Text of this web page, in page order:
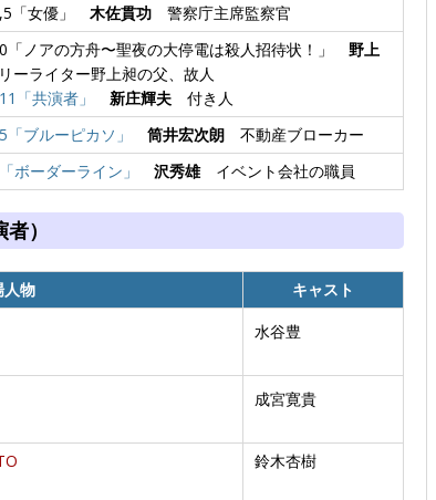
「女優」 木佐貫功 警察庁主席監察官
「ノアの方舟〜聖夜の大停電は殺人招待状！」 野上
ーライター野上昶の父、故人
「共演者」
新庄輝夫 付き人
ブルーピカソ」 筒井宏次朗 不動産ブローカー
ボーダーライン」 沢秀雄イベント会社の職員
）
人物 キャスト
水谷豊
成宮寛貴
鈴木杏樹